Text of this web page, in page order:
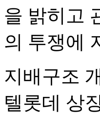
을 밝히고
의 투쟁에
지배구조
텔롯데 상